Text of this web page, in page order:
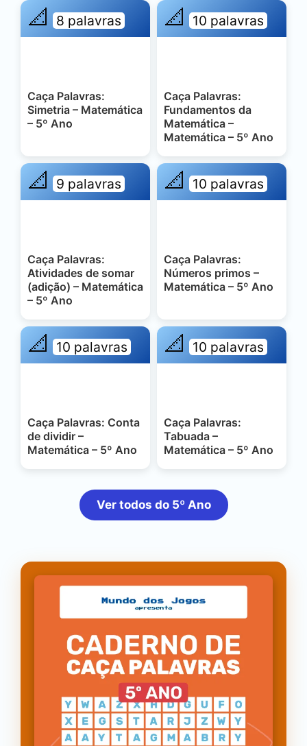
📐 8 palavras
Caça Palavras:
Simetria – Matemática
– 5º Ano
📐 10 palavras
Caça Palavras:
Fundamentos da
Matemática –
Matemática – 5º Ano
📐 9 palavras
Caça Palavras:
Atividades de somar
(adição) – Matemática
– 5º Ano
📐 10 palavras
Caça Palavras:
Números primos –
Matemática – 5º Ano
📐 10 palavras
Caça Palavras: Conta
de dividir –
Matemática – 5º Ano
📐 10 palavras
Caça Palavras:
Tabuada –
Matemática – 5º Ano
Ver todos do 5º Ano